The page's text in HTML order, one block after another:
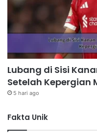
Lubang di Sisi
Setelah Kepergian
5 hari ago
Fakta Unik